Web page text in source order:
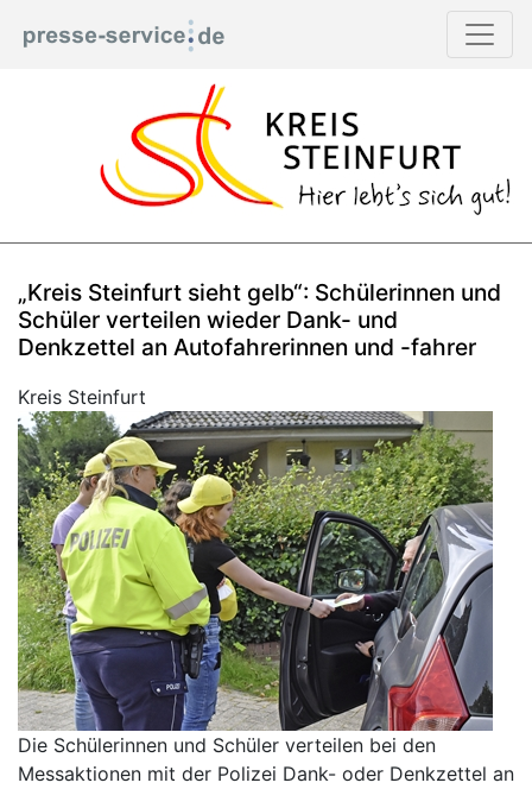
„Kreis Steinfurt sieht gelb“: Schülerinnen und
Schüler verteilen wieder Dank- und
Denkzettel an Autofahrerinnen und -fahrer
Kreis Steinfurt
Die Schülerinnen und Schüler verteilen bei den
Messaktionen mit der Polizei Dank- oder Denkzettel an